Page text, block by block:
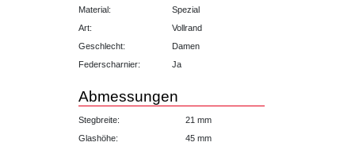
Material:
Spezial
Art:
Vollrand
Geschlecht:
Damen
Federscharnier:
Ja
Abmessungen
Stegbreite:
21 mm
Glashöhe:
45 mm